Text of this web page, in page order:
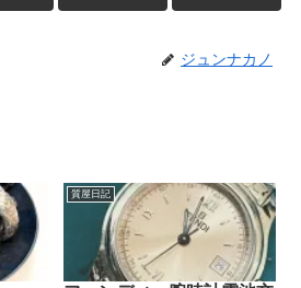
ジュンナカノ
質屋日記